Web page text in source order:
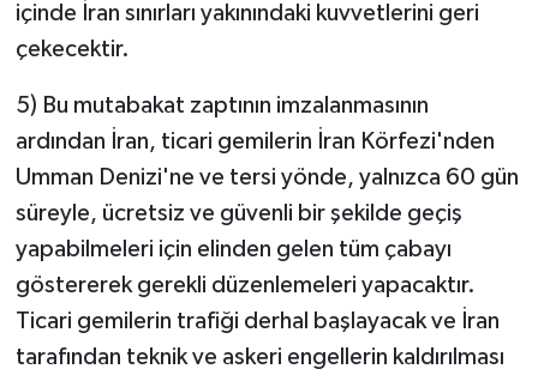
içinde İran sınırları yakınındaki kuvvetlerini geri
çekecektir.
5) Bu mutabakat zaptının imzalanmasının
ardından İran, ticari gemilerin İran Körfezi'nden
Umman Denizi'ne ve tersi yönde, yalnızca 60 gün
süreyle, ücretsiz ve güvenli bir şekilde geçiş
yapabilmeleri için elinden gelen tüm çabayı
göstererek gerekli düzenlemeleri yapacaktır.
Ticari gemilerin trafiği derhal başlayacak ve İran
tarafından teknik ve askeri engellerin kaldırılması